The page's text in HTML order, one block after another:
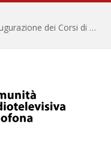
Università per Stranieri di Siena – Inaugurazione dei Corsi di Lingua e Cultura Italiana, 109a annata